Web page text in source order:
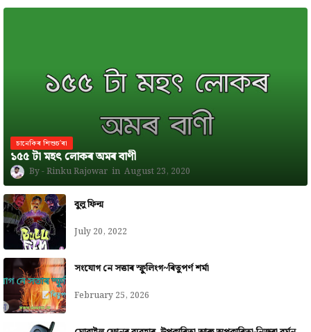
চানেকিৰ শিশুচ'ৰা
১৫৫ টা মহৎ লোকৰ অমৰ বাণী
Rinku Rajowar August 23, 2020
বুলু ফিল্ম
July 20, 2022
সংযোগ নে সত্তাৰ স্ফুলিংগ~ৰিতুপৰ্ণ শৰ্মা
February 25, 2026